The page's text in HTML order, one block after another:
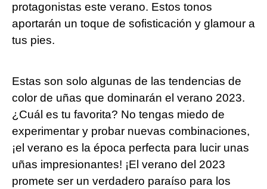
protagonistas este verano. Estos tonos
aportarán un toque de sofisticación y glamour a
tus pies.
Estas son solo algunas de las tendencias de
color de uñas que dominarán el verano 2023.
¿Cuál es tu favorita? No tengas miedo de
experimentar y probar nuevas combinaciones,
¡el verano es la época perfecta para lucir unas
uñas impresionantes! ¡El verano del 2023
promete ser un verdadero paraíso para los